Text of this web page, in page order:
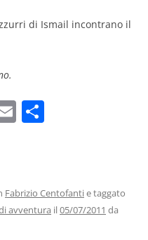
di Ismail incontrano il
E
vi
di
Fabrizio Centofantie taggato
avventura il05/07/2011 da